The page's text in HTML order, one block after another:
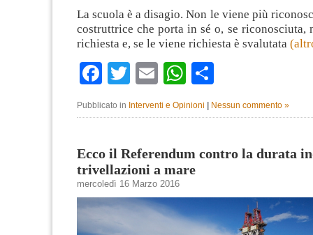
La scuola è a disagio. Non le viene più
costruttrice che porta in sé o, se riconosciuta,
richiesta e, se le viene richiesta è svalutata
Facebook
TwitterEmailWhatsApp
Pubblicato in Interventi e Opinioni Nessun commento »
Ecco il Referendum contro la durata
trivellazioni a mare
mercoledì 16 Marzo 2016